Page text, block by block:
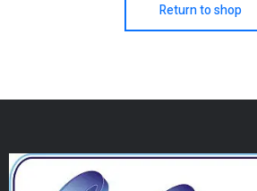
Return to shop